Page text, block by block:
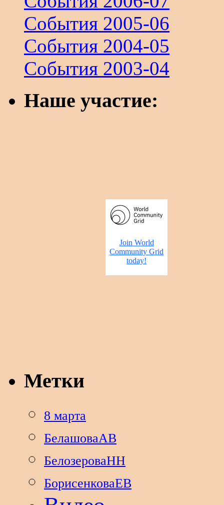
События 2005-06
События 2004-05
События 2003-04
Наше участие:
Метки
8 марта
БелашоваАВ
БелозероваНН
БорисенковаЕВ